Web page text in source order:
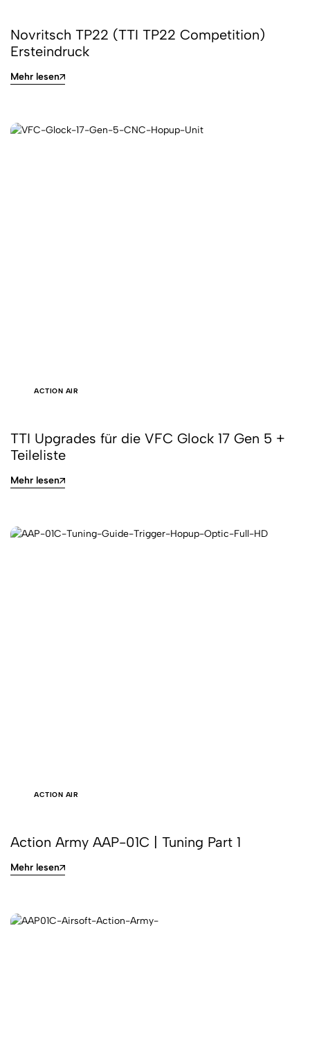
Novritsch TP22 (TTI TP22 Competition)
Ersteindruck
Mehr lesen
ACTION AIR
TTI Upgrades für die VFC Glock 17 Gen 5 +
Teileliste
Mehr lesen
ACTION AIR
Action Army AAP-01C | Tuning Part 1
Mehr lesen